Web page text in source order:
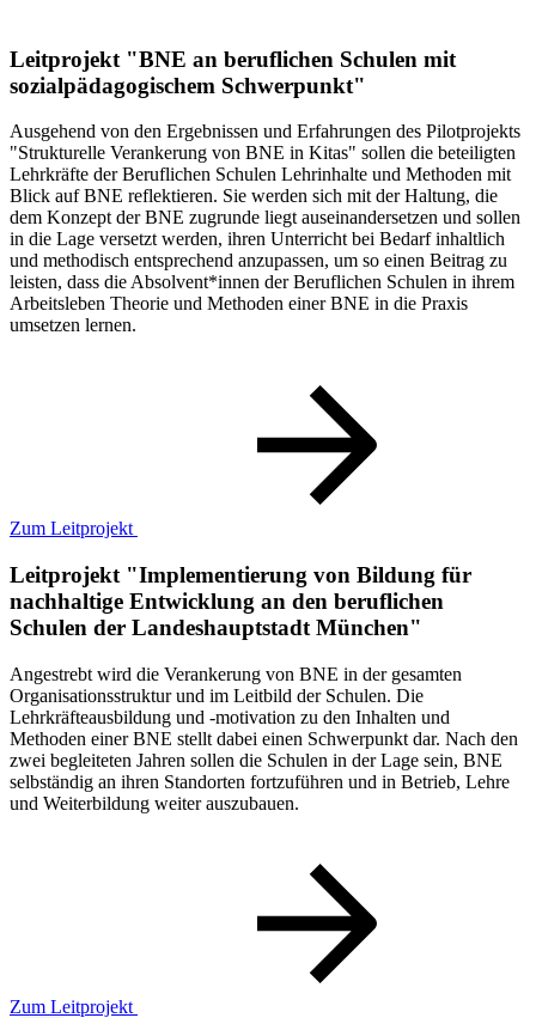
Leitprojekt "BNE an beruflichen Schulen mit
sozialpädagogischem Schwerpunkt"
Ausgehend von den Ergebnissen und Erfahrungen des Pilotprojekts
"Strukturelle Verankerung von BNE in Kitas" sollen die beteiligten
Lehrkräfte der Beruflichen Schulen Lehrinhalte und Methoden mit
Blick auf BNE reflektieren. Sie werden sich mit der Haltung, die
dem Konzept der BNE zugrunde liegt auseinandersetzen und sollen
in die Lage versetzt werden, ihren Unterricht bei Bedarf inhaltlich
und methodisch entsprechend anzupassen, um so einen Beitrag zu
leisten, dass die Absolvent*innen der Beruflichen Schulen in ihrem
Arbeitsleben Theorie und Methoden einer BNE in die Praxis
umsetzen lernen.
Zum Leitprojekt
Leitprojekt "Implementierung von Bildung für
nachhaltige Entwicklung an den beruflichen
Schulen der Landeshauptstadt München"
Angestrebt wird die Verankerung von BNE in der gesamten
Organisationsstruktur und im Leitbild der Schulen. Die
Lehrkräfteausbildung und -motivation zu den Inhalten und
Methoden einer BNE stellt dabei einen Schwerpunkt dar. Nach den
zwei begleiteten Jahren sollen die Schulen in der Lage sein, BNE
selbständig an ihren Standorten fortzuführen und in Betrieb, Lehre
und Weiterbildung weiter auszubauen.
Zum Leitprojekt